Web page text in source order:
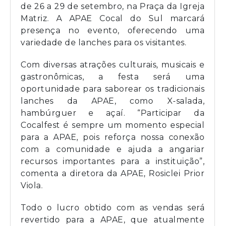
de 26 a 29 de setembro, na Praça da Igreja
Matriz. A APAE Cocal do Sul marcará
presença no evento, oferecendo uma
variedade de lanches para os visitantes.
Com diversas atrações culturais, musicais e
gastronômicas, a festa será uma
oportunidade para saborear os tradicionais
lanches da APAE, como X-salada,
hambúrguer e açaí. “Participar da
Cocalfest é sempre um momento especial
para a APAE, pois reforça nossa conexão
com a comunidade e ajuda a angariar
recursos importantes para a instituição”,
comenta a diretora da APAE, Rosiclei Prior
Viola.
Todo o lucro obtido com as vendas será
revertido para a APAE, que atualmente